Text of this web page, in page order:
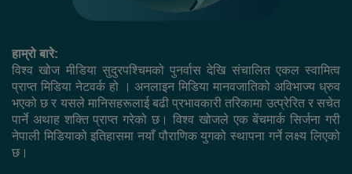
हाम्रो बारे:
विश्व खोज मीडिया सुदुरपश्चिमको पुनर्वास देखि संचालित एकल स्वामित्व
प्राप्त मिडिया नेटवर्क हो । अनलाइन मिडिया मानवजातिको अविभाज्य ध्रुव
भएको छ र यसले मानिसहरूलाई बढी प्रभावकारी तरिकामा उत्प्रेरित र सचेत
पार्ने अथाह शक्ति प्राप्त गरेको छ। विश्व खोजले एक बेंचमार्क सिर्जना गरी
नेपाली मिडियाको इतिहासमा नयाँ पौराणिक युगको स्थापना गर्ने लक्ष्य लिएको
छ।